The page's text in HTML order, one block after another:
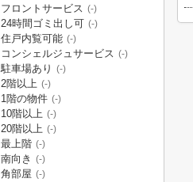
フロントサービス (-)
24時間ゴミ出し可 (-)
住戸内覧可能 (-)
コンシェルジュサービス (-)
駐車場あり (-)
2階以上 (-)
1階の物件 (-)
10階以上 (-)
20階以上 (-)
最上階 (-)
南向き (-)
角部屋 (-)